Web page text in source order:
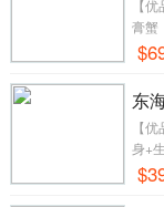
【
膏蟹
东
【
身+生